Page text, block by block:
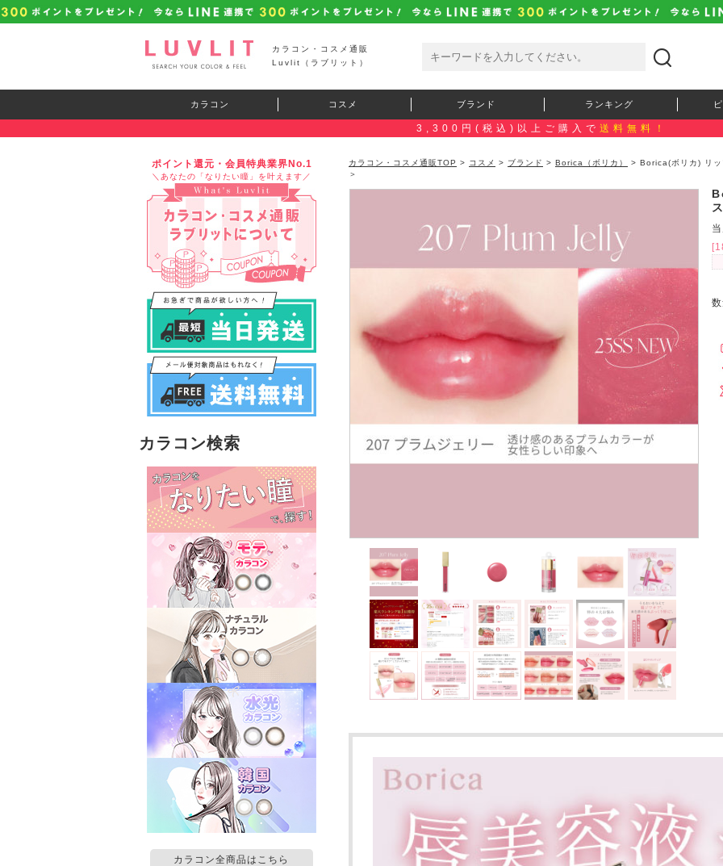
カラコン・コスメ通販
Luvlit（ラブリット）
カラコン コスメ ブランド ランキング
3,300円(税込)以上ご購入で 送料無料！
ポイント還元・会員特典業界No.1
＼あなたの「なりたい瞳」を叶えます／
カラコン検索
カラコン全商品はこちら
カラコン・コスメ通販TOP > コスメ > ブランド > Borica（ボリカ）
> Borica(ボリカ) リッ
＞